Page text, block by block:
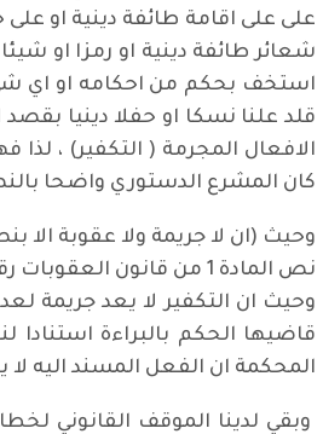
قلد علنا نسكا او حفلا دينيا
الافعال المجرمة ( التكفير) ،
كان المشرع الدستوري واضحا بالنص على
وحيث ان التكفير لا يعد جريمة
المحكمة ان الفعل المسند اليه
وبقي لدينا الموقف القانوني